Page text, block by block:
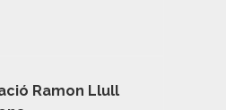
Ramon Llull